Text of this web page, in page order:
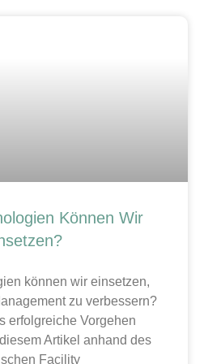
Können Wir
können wir einsetzen,
zu verbessern?
erfolgreiche Vorgehen
Artikel anhand des
Facility